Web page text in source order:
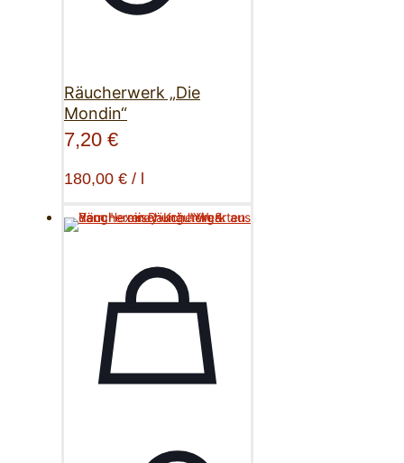
Räucherwerk „Die
Mondin“
7,20 €
180,00 € / l